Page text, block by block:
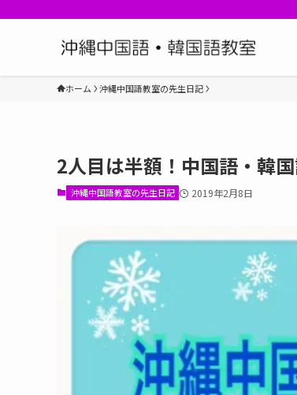
ホーム 沖縄中国語教室の先生日記
2人目は半額！中国語・韓
沖縄中国語教室の先生日記 2019年2月8日